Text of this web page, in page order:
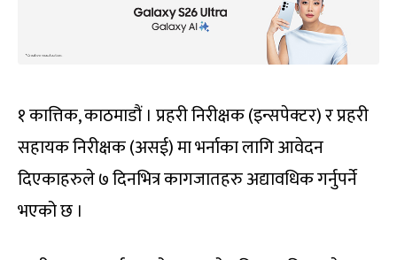
१ कात्तिक, काठमाडौं । प्रहरी निरीक्षक (इन्सपेक्टर) र प्रहरी
सहायक निरीक्षक (असई) मा भर्नाका लागि आवेदन
दिएकाहरुले ७ दिनभित्र कागजातहरु अद्यावधिक गर्नुपर्ने
भएको छ ।